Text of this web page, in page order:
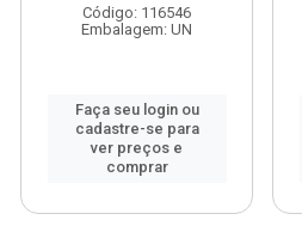
Código: 116546
Embalagem: UN
Faça seu login ou
cadastre-se para
ver preços e
comprar